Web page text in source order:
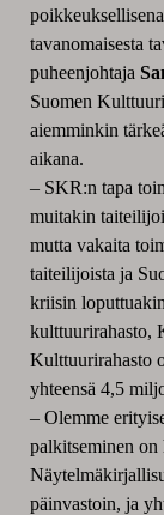
tavanomaisesta
puheenjohtaja
Suomen
aiemminkin
aikana.
– SKR:n tapa
muitakin
mutta vakaita
taiteilijoista ja
kriisin
kulttuurirahasto,
Kulttuurirahasto
yhteensä 4,5
– Olemme
palkitseminen
päinvastoin, ja